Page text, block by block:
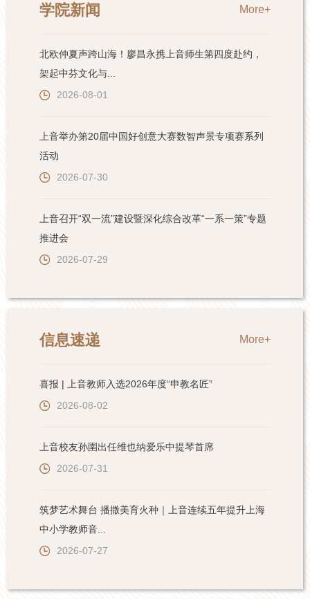
学院新闻 More+
北欧仲夏声跨山海！廖昌永携上音师生第四度赴约，
架起中芬文化与...
2026-08-01
上音举办第20届中国好创意大赛数智声景专项赛系列
活动
2026-07-30
上音召开“双一流”建设暨深化综合改革“一系一策”专题
推进会
2026-07-29
信息速递 More+
喜报 | 上音教师入选2026年度“申教名匠”
2026-08-02
上音校友孙圉出任维也纳爱乐中提琴首席
2026-07-31
筑梦艺术舞台 播撒美育火种｜上音连续五年提升上海
中小学教师音...
2026-07-27